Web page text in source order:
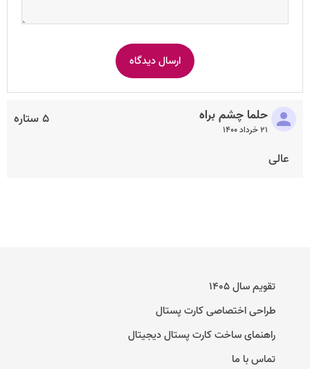
۵ ستاره حلما چشم براه
۲۱ خرداد ۱۴۰۰
عالی
تقویم سال ۱۴۰۵
طراحی اختصاصی کارت پستال
راهنمای ساخت کارت پستال دیجیتال
تماس با ما